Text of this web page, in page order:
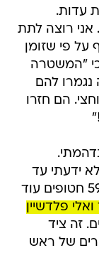
עדות.
אני רוצה לתת
על פי שזומן
"המשטרה
להם
הם חזרו
ידעתי עד
כמה". בהמשך, אמר נתניהו, בזמן ש-59 חטופים עוד
פלדשיין
זה ציד
של ראש